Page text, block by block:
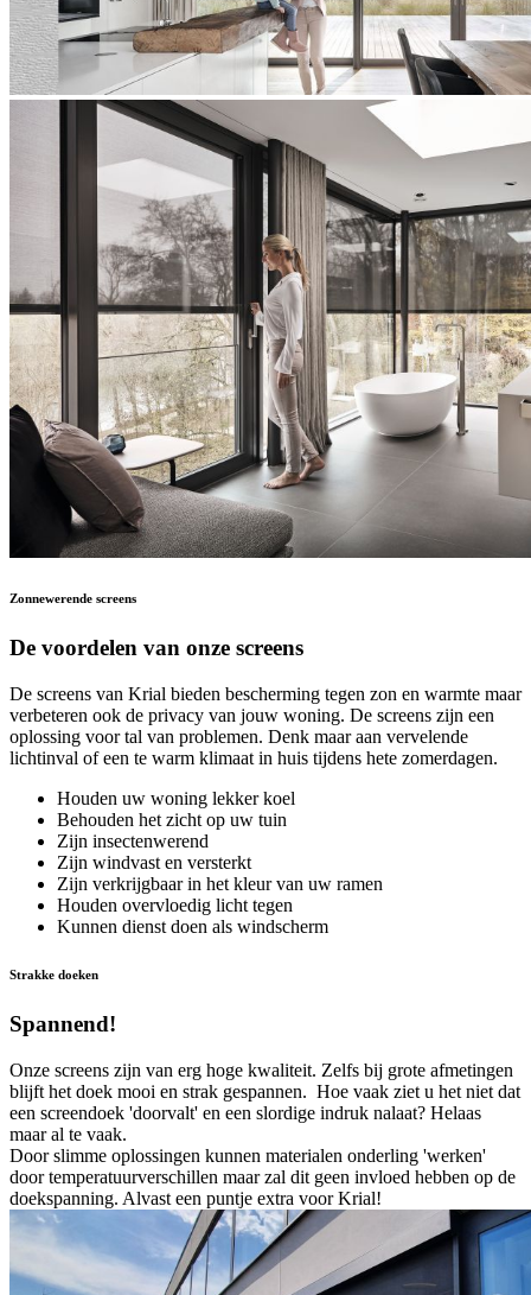
Zonnewerende screens
De voordelen van onze screens
De screens van Krial bieden bescherming tegen zon en warmte maar
verbeteren ook de privacy van jouw woning. De screens zijn een
oplossing voor tal van problemen. Denk maar aan vervelende
lichtinval of een te warm klimaat in huis tijdens hete zomerdagen.
Houden uw woning lekker koel
Behouden het zicht op uw tuin
Zijn insectenwerend
Zijn windvast en versterkt
Zijn verkrijgbaar in het kleur van uw ramen
Houden overvloedig licht tegen
Kunnen dienst doen als windscherm
Strakke doeken
Spannend!
Onze screens zijn van erg hoge kwaliteit. Zelfs bij grote afmetingen
blijft het doek mooi en strak gespannen. Hoe vaak ziet u het niet dat
een screendoek 'doorvalt' en een slordige indruk nalaat? Helaas
maar al te vaak.
Door slimme oplossingen kunnen materialen onderling 'werken'
door temperatuurverschillen maar zal dit geen invloed hebben op de
doekspanning. Alvast een puntje extra voor Krial!